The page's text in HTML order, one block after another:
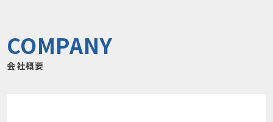
COMPANY
会社概要